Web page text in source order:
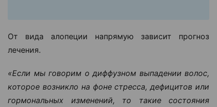
От вида алопеции напрямую зависит прогноз
лечения.
«Если мы говорим о диффузном выпадении волос,
которое возникло на фоне стресса, дефицитов или
гормональных изменений, то такие состояния